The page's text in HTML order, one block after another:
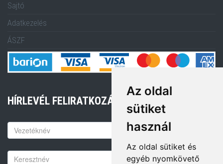
Az oldal
sütiket
használ
Az oldal sütiket és
egyéb nyomkövető
Sajtó
Adatkezelés
ÁSZF
HÍRLEVÉL FELIRATKOZÁS
Keresztnév
Vezetéknév